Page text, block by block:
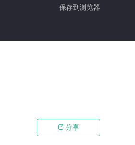
保存到浏览器
 分享